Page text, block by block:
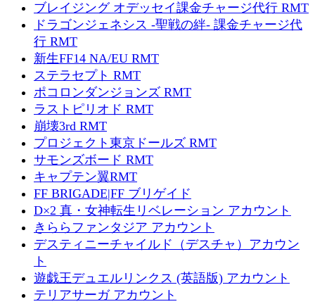
ブレイジング オデッセイ課金チャージ代行 RMT
ドラゴンジェネシス -聖戦の絆- 課金チャージ代
行 RMT
新生FF14 NA/EU RMT
ステラセプト RMT
ポコロンダンジョンズ RMT
ラストピリオド RMT
崩壊3rd RMT
プロジェクト東京ドールズ RMT
サモンズボード RMT
キャプテン翼RMT
FF BRIGADE|FF ブリゲイド
D×2 真・女神転生リベレーション アカウント
きららファンタジア アカウント
デスティニーチャイルド（デスチャ）アカウン
ト
遊戯王デュエルリンクス (英語版) アカウント
テリアサーガ アカウント